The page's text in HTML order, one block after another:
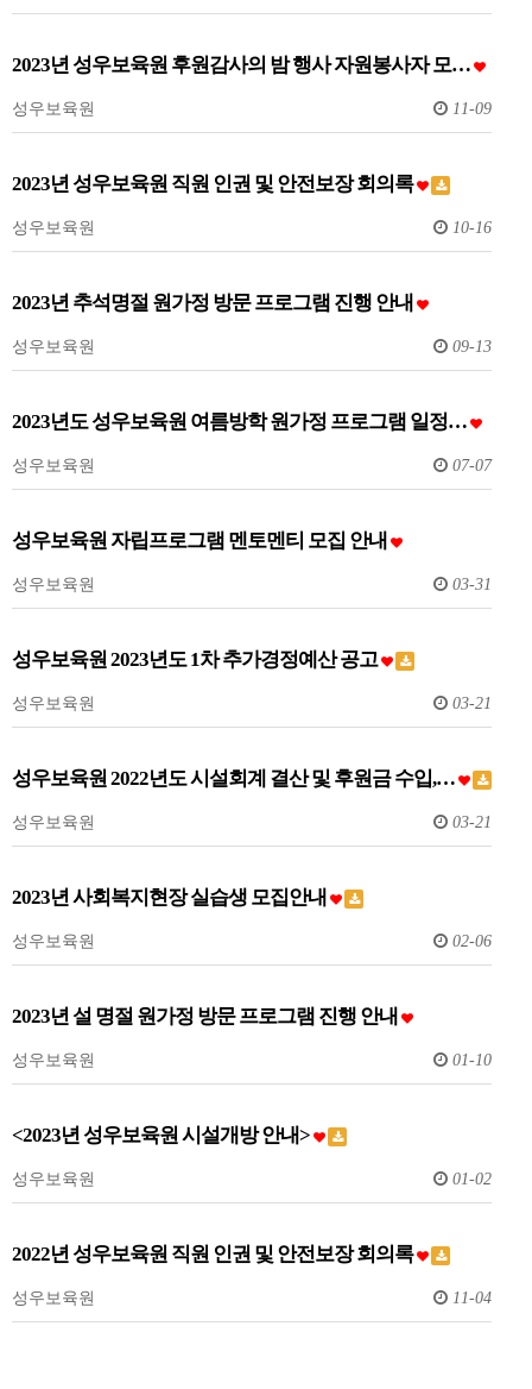
2023년 성우보육원 후원감사의 밤 행사 자원봉사자 모…
성우보육원 11-09
2023년 성우보육원 직원 인권 및 안전보장 회의록
성우보육원 10-16
2023년 추석명절 원가정 방문 프로그램 진행 안내
성우보육원 09-13
2023년도 성우보육원 여름방학 원가정 프로그램 일정…
성우보육원 07-07
성우보육원 자립프로그램 멘토멘티 모집 안내
성우보육원 03-31
성우보육원 2023년도 1차 추가경정예산 공고
성우보육원 03-21
성우보육원 2022년도 시설회계 결산 및 후원금 수입,…
성우보육원 03-21
2023년 사회복지현장 실습생 모집안내
성우보육원 02-06
2023년 설 명절 원가정 방문 프로그램 진행 안내
성우보육원 01-10
<2023년 성우보육원 시설개방 안내>
성우보육원 01-02
2022년 성우보육원 직원 인권 및 안전보장 회의록
성우보육원 11-04